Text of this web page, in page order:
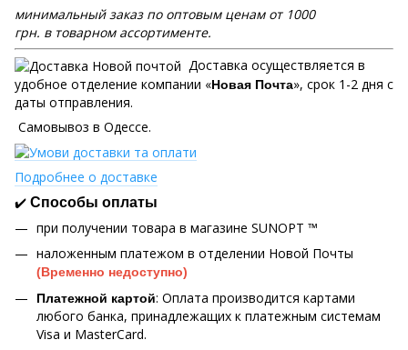
минимальный заказ по оптовым ценам от 1000
грн. в товарном ассортименте.
Доставка осуществляется в
удобное отделение компании «Новая Почта», срок 1-2 дня с
даты отправления.
Самовывоз в Одессе.
Подробнее о доставке
✔️ Способы оплаты
при получении товара в магазине SUNOPT ™
наложенным платежом в отделении Новой Почты
(Временно недоступно)
Платежной картой: Оплата производится картами
любого банка, принадлежащих к платежным системам
Visa и MasterCard.